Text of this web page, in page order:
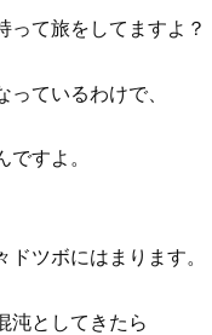
って旅をしてますよ？
ているわけで、
すよ。
ツボにはまります。
沌としてきたら